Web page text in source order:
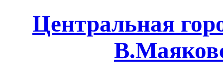
Центральная